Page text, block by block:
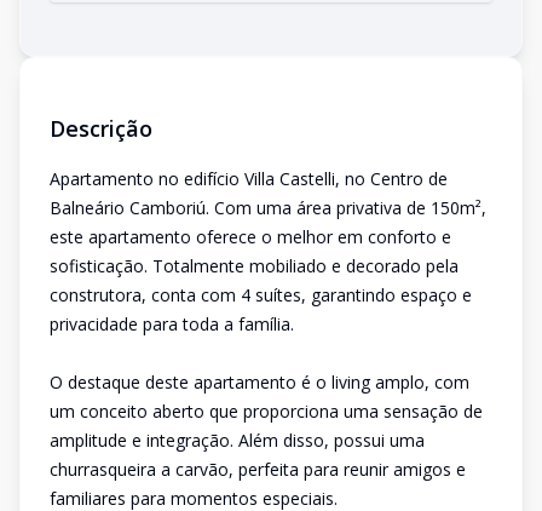
Descrição
Apartamento no edifício Villa Castelli, no Centro de
Balneário Camboriú. Com uma área privativa de 150m²,
este apartamento oferece o melhor em conforto e
sofisticação. Totalmente mobiliado e decorado pela
construtora, conta com 4 suítes, garantindo espaço e
privacidade para toda a família.
O destaque deste apartamento é o living amplo, com
um conceito aberto que proporciona uma sensação de
amplitude e integração. Além disso, possui uma
churrasqueira a carvão, perfeita para reunir amigos e
familiares para momentos especiais.